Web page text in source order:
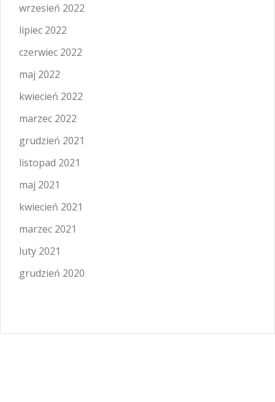
wrzesień 2022
lipiec 2022
czerwiec 2022
maj 2022
kwiecień 2022
marzec 2022
grudzień 2021
listopad 2021
maj 2021
kwiecień 2021
marzec 2021
luty 2021
grudzień 2020